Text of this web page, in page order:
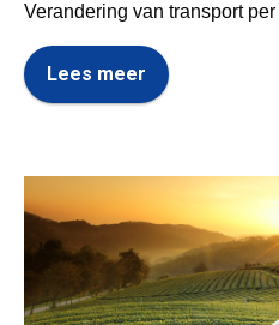
Verandering van transport
Lees meer